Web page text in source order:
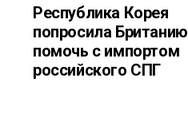
Республика Корея
попросила Британию
помочь с импортом
российского СПГ